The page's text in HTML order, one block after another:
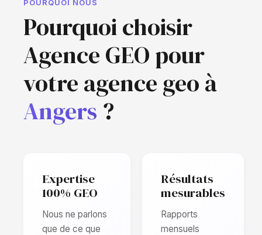
POURQUOI NOUS
Pourquoi choisir
Agence GEO pour
votre agence geo à
Angers ?
Expertise
100% GEO
Nous ne parlons
que de ce que
Résultats
mesurables
Rapports
mensuels